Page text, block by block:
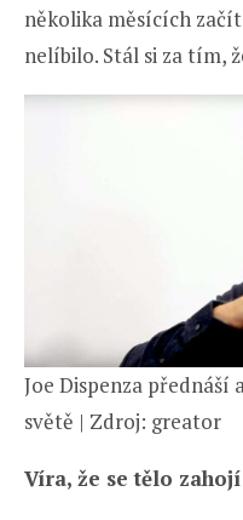
několika měsících
nelíbilo. Stál si za tím,
Joe Dispenza přednáší
světě | Zdroj: greator
Víra, že se tělo